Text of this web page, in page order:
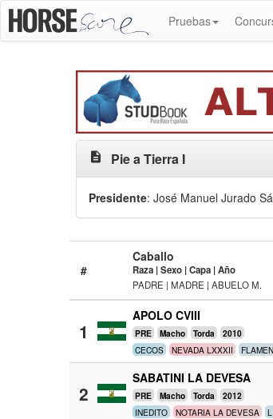
Pruebas
description Pie a Tierra I
Presidente: José Manuel Jurado
#
Caballo
Raza | Sexo | Capa | Año
PADRE | MADRE | ABUELO M.
1
APOLO CVIII
PRE Macho Torda 2010
CECOS NEVADA LXXXII
2
SABATINI LA DEVESA
PRE Macho Torda 2012
INEDITO NOTARIA LA DEVESA